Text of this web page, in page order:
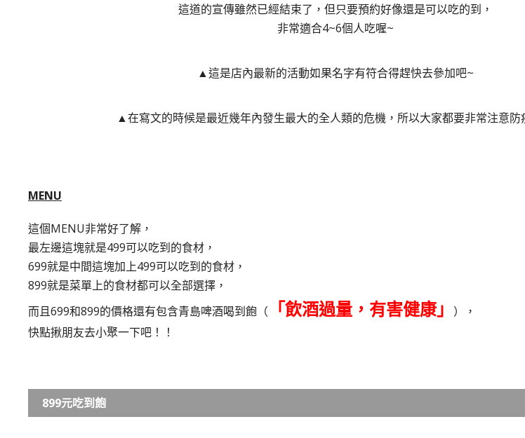
這道的宣傳雖然已經結束了，但只要預約好像還是可以吃的到，
非常適合4~6個人吃喔~
▲這是店內最新的活動如果名字有符合得趕快去參加吧~
▲在寫文的時候是最近幾年內發生最大的全人類的危機，所以大家都要非常注意防
MENU
這個MENU非常好了解，
最左邊這塊就是499可以吃到的食材，
699就是中間這塊加上499可以吃到的食材，
899就是菜單上的食材都可以全部選擇，
而且699和899的價格還有包含青島啤酒喝到飽（
「飲酒過量，有害健康」
），
快點揪朋友去小聚一下吧！！
899元吃到飽